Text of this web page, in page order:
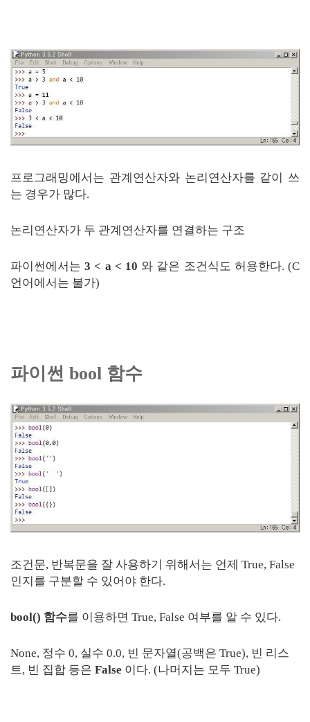
프로그래밍에서는 관계연산자와 논리연산자를 같이 쓰
는 경우가 많다.
논리연산자가 두 관계연산자를 연결하는 구조
파이썬에서는3 < a < 10 와 같은 조건식도 허용한다. (C
언어에서는 불가)
파이썬 bool 함수
조건문, 반복문을 잘 사용하기 위해서는 언제 True, False
인지를 구분할 수 있어야 한다.
bool() 함수를 이용하면 True, False 여부를 알 수 있다.
None, 정수 0, 실수 0.0, 빈 문자열(공백은 True), 빈 리스
트, 빈 집합 등은 False 이다. (나머지는 모두 True)